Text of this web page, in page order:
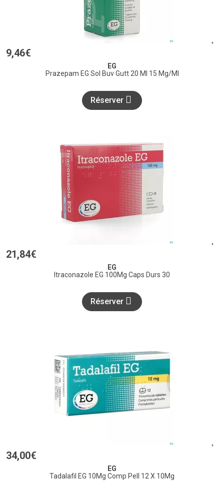
9,46€
EG
Prazepam EG Sol Buv Gutt 20 Ml 15 Mg/Ml
Réserver
21 ,84€
EG
Itraconazole EG 100Mg Caps Durs 30
Réserver
34,00€
EG
Tadalafil EG 10Mg Comp Pell 12 X 10Mg